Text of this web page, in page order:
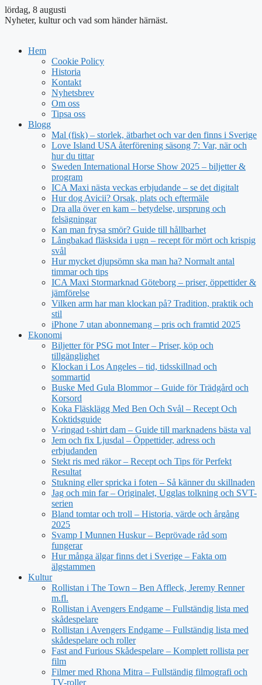
lördag, 8 augusti
Nyheter, kultur och vad som händer härnäst.
Hem
Cookie Policy
Historia
Kontakt
Nyhetsbrev
Om oss
Tipsa oss
Blogg
Mal (fisk) – storlek, ätbarhet och var den finns i Sverige
Love Island USA återförening säsong 7: Var, när och
hur du tittar
Sweden International Horse Show 2025 – biljetter &
program
ICA Maxi nästa veckas erbjudande – se det digitalt
Hur dog Avicii? Orsak, plats och eftermäle
Dra alla över en kam – betydelse, ursprung och
felsägningar
Kan man frysa smör? Guide till hållbarhet
Långbakad fläsksida i ugn – recept för mört och krispig
svål
Hur mycket djupsömn ska man ha? Normalt antal
timmar och tips
ICA Maxi Stormarknad Göteborg – priser, öppettider &
jämförelse
Vilken arm har man klockan på? Tradition, praktik och
stil
iPhone 7 utan abonnemang – pris och framtid 2025
Ekonomi
Biljetter för PSG mot Inter – Priser, köp och
tillgänglighet
Klockan i Los Angeles – tid, tidsskillnad och
sommartid
Buske Med Gula Blommor – Guide för Trädgård och
Korsord
Koka Fläsklägg Med Ben Och Svål – Recept Och
Koktidsguide
V-ringad t-shirt dam – Guide till marknadens bästa val
Jem och fix Ljusdal – Öppettider, adress och
erbjudanden
Stekt ris med räkor – Recept och Tips för Perfekt
Resultat
Stukning eller spricka i foten – Så känner du skillnaden
Jag och min far – Originalet, Ugglas tolkning och SVT-
serien
Bland tomtar och troll – Historia, värde och årgång
2025
Svamp I Munnen Huskur – Beprövade råd som
fungerar
Hur många älgar finns det i Sverige – Fakta om
älgstammen
Kultur
Rollistan i The Town – Ben Affleck, Jeremy Renner
m.fl.
Rollistan i Avengers Endgame – Fullständig lista med
skådespelare
Rollistan i Avengers Endgame – Fullständig lista med
skådespelare och roller
Fast and Furious Skådespelare – Komplett rollista per
film
Filmer med Rhona Mitra – Fullständig filmografi och
TV-roller